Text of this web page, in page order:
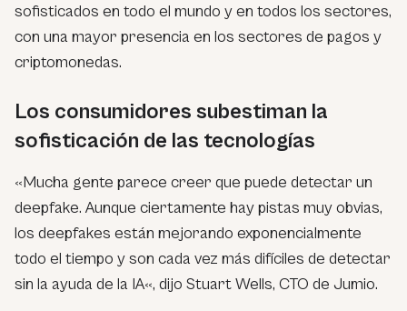
sofisticados en todo el mundo y en todos los sectores,
con una mayor presencia en los sectores de pagos y
criptomonedas.
Los consumidores subestiman la
sofisticación de las tecnologías
«Mucha gente parece creer que puede detectar un
deepfake. Aunque ciertamente hay pistas muy obvias,
los deepfakes están mejorando exponencialmente
todo el tiempo y son cada vez más difíciles de detectar
sin la ayuda de la IA«, dijo Stuart Wells, CTO de Jumio.